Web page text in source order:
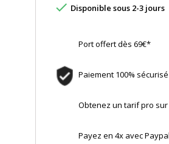
 Disponible sous 2-3 jours
Port offert dès 69€*
Paiement 100% sécurisé
Obtenez un tarif pro
Payez en 4x avec